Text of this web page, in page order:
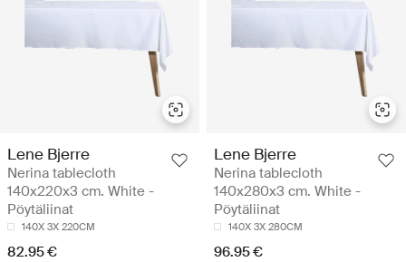
Lene Bjerre
Nerina tablecloth
140x220x3 cm. White -
Pöytäliinat
140X 3X 220CM
82.95 €
Lene Bjerre
Nerina tablecloth
140x280x3 cm. White -
Pöytäliinat
140X 3X 280CM
96.95 €